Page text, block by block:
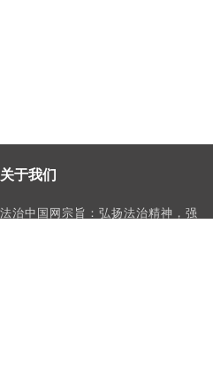
关于我们
法治中国网宗旨：弘扬法治精神，强